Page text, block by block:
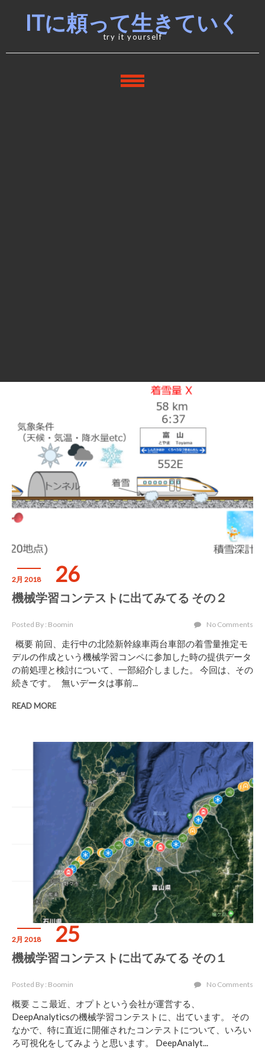
navigation
contentITに頼って生きていく
try it yourself
2月 2018 26
機械学習コンテストに出てみてる その２
Posted By : Boomin No Comments
概要 前回、走行中の北陸新幹線車両台車部の着雪量推定モ
デルの作成という機械学習コンペに参加した時の提供データ
の前処理と検討について、一部紹介しました。 今回は、その
続きです。 無いデータは事前...
READ MORE
2月 2018 25
機械学習コンテストに出てみてる その１
Posted By : Boomin No Comments
概要 ここ最近、オプトという会社が運営する、
DeepAnalyticsの機械学習コンテストに、出ています。 その
なかで、特に直近に開催されたコンテストについて、いろい
ろ可視化をしてみようと思います。 DeepAnalyt...